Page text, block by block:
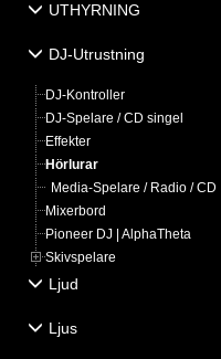
UTHYRNING
DJ-Utrustning
DJ-Kontroller
DJ-Spelare / CD singel
Effekter
Hörlurar
Media-Spelare / Radio / CD
Mixerbord
Pioneer DJ | AlphaTheta
Skivspelare
Ljud
Ljus